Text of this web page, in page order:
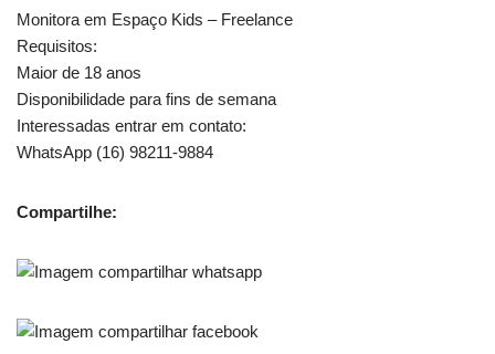
Monitora em Espaço Kids – Freelance
Requisitos:
Maior de 18 anos
Disponibilidade para fins de semana
Interessadas entrar em contato:
WhatsApp (16) 98211-9884
Compartilhe: